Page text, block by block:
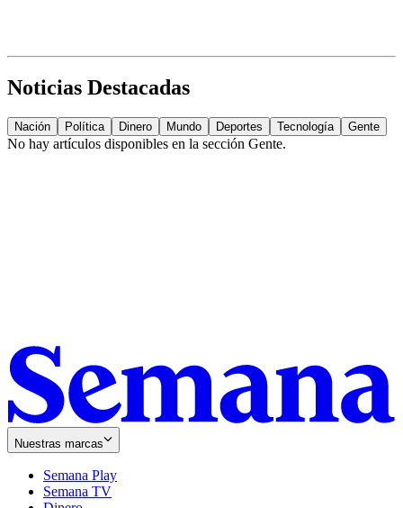
Noticias Destacadas
Nación Política Dinero Mundo Deportes Tecnología Gente
No hay artículos disponibles en la sección Gente.
Nuestras marcas
Semana Play
Semana TV